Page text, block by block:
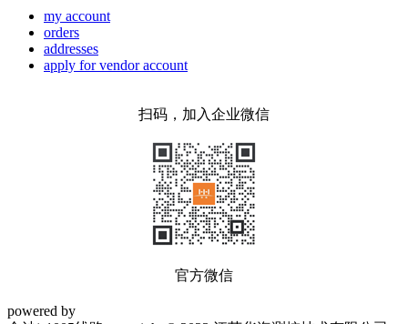
my account
orders
addresses
apply for vendor account
扫码，加入企业微信
官方微信
powered by